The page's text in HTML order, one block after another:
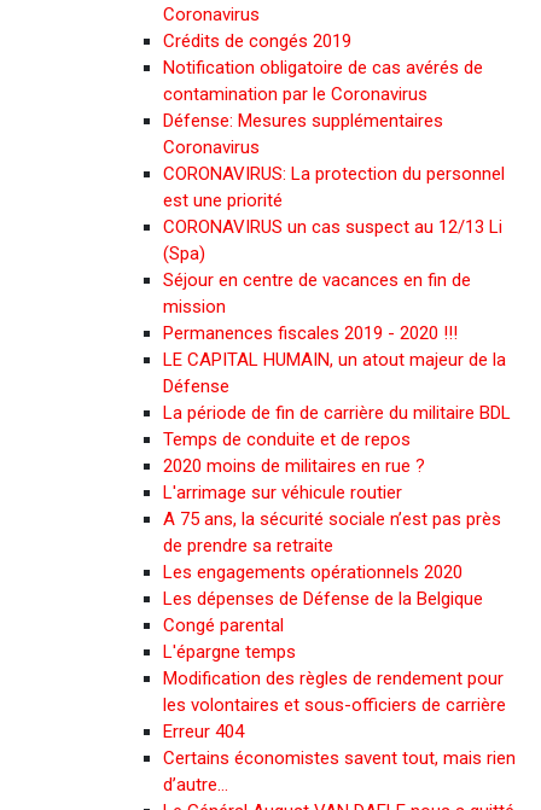
Coronavirus
Crédits de congés 2019
Notification obligatoire de cas avérés de
contamination par le Coronavirus
Défense: Mesures supplémentaires
Coronavirus
CORONAVIRUS: La protection du personnel
est une priorité
CORONAVIRUS un cas suspect au 12/13 Li
(Spa)
Séjour en centre de vacances en fin de
mission
Permanences fiscales 2019 - 2020 !!!
LE CAPITAL HUMAIN, un atout majeur de la
Défense
La période de fin de carrière du militaire BDL
Temps de conduite et de repos
2020 moins de militaires en rue ?
L'arrimage sur véhicule routier
A 75 ans, la sécurité sociale n’est pas près
de prendre sa retraite
Les engagements opérationnels 2020
Les dépenses de Défense de la Belgique
Congé parental
L'épargne temps
Modification des règles de rendement pour
les volontaires et sous-officiers de carrière
Erreur 404
Certains économistes savent tout, mais rien
d’autre…